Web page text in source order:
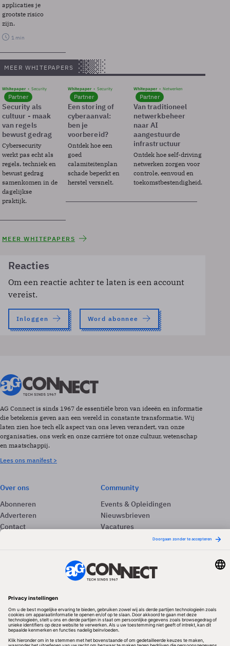
applicaties je
grootste risico
zijn.
1 min
MEER WHITEPAPERS
Whitepaper Security
Partner
Security als
cultuur - maak
van regels
bewust gedrag
Cybersecurity
werkt pas echt als
regels, techniek en
bewust gedrag
samenkomen in de
dagelijkse
praktijk.
Whitepaper Security
Partner
Een storing of
cyberaanval:
ben je
voorbereid?
Ontdek hoe een
goed
calamiteitenplan
schade beperkt en
herstel versnelt.
Whitepaper Netwerken
Partner
Van traditioneel
netwerkbeheer
naar AI
aangestuurde
infrastructuur
Ontdek hoe self-driving
netwerken zorgen voor
controle, eenvoud en
toekomstbestendigheid.
MEER WHITEPAPERS
Reacties
Om een reactie achter te laten is een account
vereist.
Inloggen Word abonnee
AG Connect is sinds 1967 de essentiële bron van ideeën en informatie
die betekenis geven aan een wereld in constante transformatie. Wij
laten zien hoe tech elk aspect van ons leven verandert, van onze
organisaties, ons werk en onze carrière tot onze cultuur, wetenschap
en maatschappij.
Lees ons manifest >
Over ons
Abonneren
Adverteren
Contact
Community
Events & Opleidingen
Nieuwsbrieven
Vacatures
Redactionele partner